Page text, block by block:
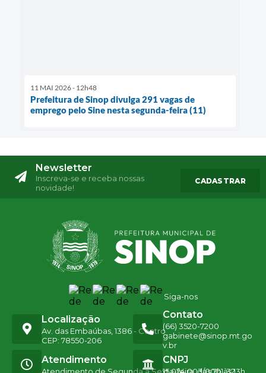
11 MAI 2026 - 12h48
Prefeitura de Sinop divulga 291 vagas de
emprego pelo Sine nesta segunda-feira (11)
Newsletter
Inscreva-se e receba nossas
novidade!
CADASTRAR
Siga-nos
Localização
Av. das Embaúbas, 1386 - Centro
CEP: 78550-206
Contato
(66) 3520-7200
gabinete@sinop.mt.go
v.br
Atendimento CNPJ